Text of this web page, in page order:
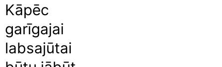
Kāpēc
garīgajai
labsajūtai